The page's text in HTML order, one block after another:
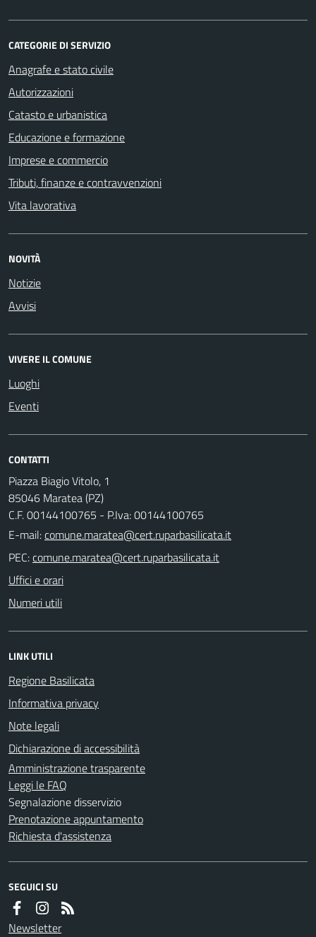
CATEGORIE DI SERVIZIO
Anagrafe e stato civile
Autorizzazioni
Catasto e urbanistica
Educazione e formazione
Imprese e commercio
Tributi, finanze e contravvenzioni
Vita lavorativa
NOVITÀ
Notizie
Avvisi
VIVERE IL COMUNE
Luoghi
Eventi
CONTATTI
Piazza Biagio Vitolo, 1
85046 Maratea (PZ)
C.F. 00144100765 - P.Iva: 00144100765
E-mail:
PEC:
Uffici e orari
Numeri utili
LINK UTILI
Regione Basilicata
Informativa privacy
Note legali
Dichiarazione di accessibilità
Amministrazione trasparente
Leggi le FAQ
Segnalazione disservizio
Prenotazione appuntamento
Richiesta d'assistenza
SEGUICI SU
Newsletter